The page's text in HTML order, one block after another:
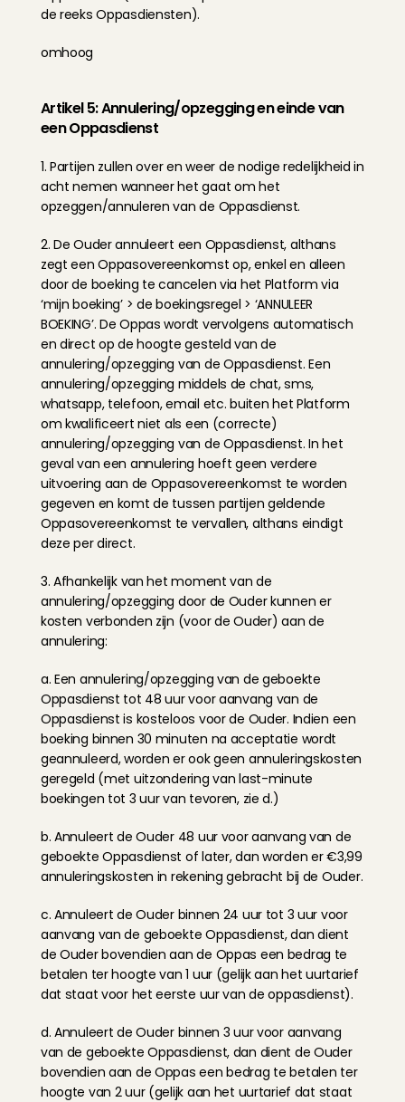
de reeks Oppasdiensten).
omhoog
Artikel 5: Annulering/opzegging en einde van
een Oppasdienst
1. Partijen zullen over en weer de nodige redelijkheid in
acht nemen wanneer het gaat om het
opzeggen/annuleren van de Oppasdienst.
2. De Ouder annuleert een Oppasdienst, althans
zegt een Oppasovereenkomst op, enkel en alleen
door de boeking te cancelen via het Platform via
‘mijn boeking’ > de boekingsregel > ‘ANNULEER
BOEKING’. De Oppas wordt vervolgens automatisch
en direct op de hoogte gesteld van de
annulering/opzegging van de Oppasdienst. Een
annulering/opzegging middels de chat, sms,
whatsapp, telefoon, email etc. buiten het Platform
om kwalificeert niet als een (correcte)
annulering/opzegging van de Oppasdienst. In het
geval van een annulering hoeft geen verdere
uitvoering aan de Oppasovereenkomst te worden
gegeven en komt de tussen partijen geldende
Oppasovereenkomst te vervallen, althans eindigt
deze per direct.
3. Afhankelijk van het moment van de
annulering/opzegging door de Ouder kunnen er
kosten verbonden zijn (voor de Ouder) aan de
annulering:
a. Een annulering/opzegging van de geboekte
Oppasdienst tot 48 uur voor aanvang van de
Oppasdienst is kosteloos voor de Ouder. Indien een
boeking binnen 30 minuten na acceptatie wordt
geannuleerd, worden er ook geen annuleringskosten
geregeld (met uitzondering van last-minute
boekingen tot 3 uur van tevoren, zie d.)
b. Annuleert de Ouder 48 uur voor aanvang van de
geboekte Oppasdienst of later, dan worden er €3,99
annuleringskosten in rekening gebracht bij de Ouder.
c. Annuleert de Ouder binnen 24 uur tot 3 uur voor
aanvang van de geboekte Oppasdienst, dan dient
de Ouder bovendien aan de Oppas een bedrag te
betalen ter hoogte van 1 uur (gelijk aan het uurtarief
dat staat voor het eerste uur van de oppasdienst).
d. Annuleert de Ouder binnen 3 uur voor aanvang
van de geboekte Oppasdienst, dan dient de Ouder
bovendien aan de Oppas een bedrag te betalen ter
hoogte van 2 uur (gelijk aan het uurtarief dat staat